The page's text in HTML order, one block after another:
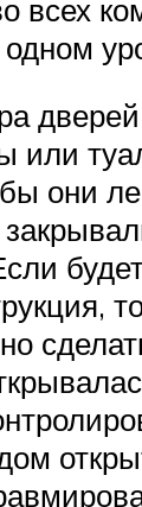
всех
или
они